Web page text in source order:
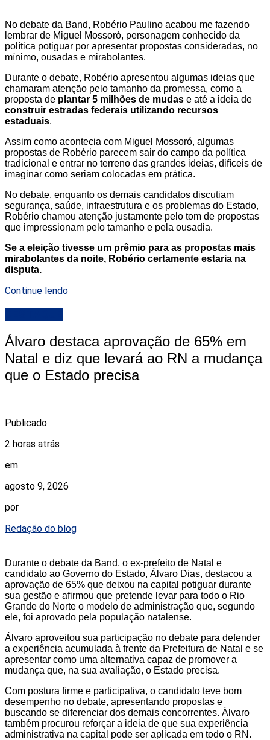
No debate da Band, Robério Paulino acabou me fazendo
lembrar de Miguel Mossoró, personagem conhecido da
política potiguar por apresentar propostas consideradas, no
mínimo, ousadas e mirabolantes.
Durante o debate, Robério apresentou algumas ideias que
chamaram atenção pelo tamanho da promessa, como a
proposta de plantar 5 milhões de mudas e até a ideia de
construir estradas federais utilizando recursos
estaduais.
Assim como acontecia com Miguel Mossoró, algumas
propostas de Robério parecem sair do campo da política
tradicional e entrar no terreno das grandes ideias, difíceis de
imaginar como seriam colocadas em prática.
No debate, enquanto os demais candidatos discutiam
segurança, saúde, infraestrutura e os problemas do Estado,
Robério chamou atenção justamente pelo tom de propostas
que impressionam pelo tamanho e pela ousadia.
Se a eleição tivesse um prêmio para as propostas mais
mirabolantes da noite, Robério certamente estaria na
disputa.
Continue lendo
Álvaro destaca aprovação de 65% em
Natal e diz que levará ao RN a mudança
que o Estado precisa
Publicado
2 horas atrás
em
agosto 9, 2026
por
Redação do blog
Durante o debate da Band, o ex-prefeito de Natal e
candidato ao Governo do Estado, Álvaro Dias, destacou a
aprovação de 65% que deixou na capital potiguar durante
sua gestão e afirmou que pretende levar para todo o Rio
Grande do Norte o modelo de administração que, segundo
ele, foi aprovado pela população natalense.
Álvaro aproveitou sua participação no debate para defender
a experiência acumulada à frente da Prefeitura de Natal e se
apresentar como uma alternativa capaz de promover a
mudança que, na sua avaliação, o Estado precisa.
Com postura firme e participativa, o candidato teve bom
desempenho no debate, apresentando propostas e
buscando se diferenciar dos demais concorrentes. Álvaro
também procurou reforçar a ideia de que sua experiência
administrativa na capital pode ser aplicada em todo o RN.